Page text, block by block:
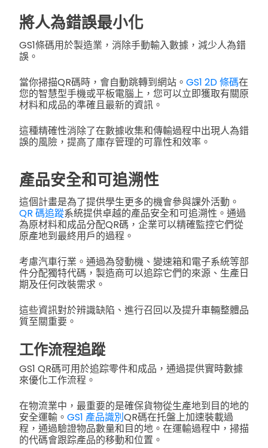
將人為錯誤最小化
GS1條碼用於製造業，消除手動輸入數據，減少人為錯
誤。
當你掃描QR碼時，會自動跳轉到網站。 GS1 2D 條碼在
您的智慧型手機或平板電腦上，您可以立即獲取有關原
材料和成品的準確且最新的資訊。
這種精確性消除了在數據收集和傳輸過程中出現人為錯
誤的風險，提高了庫存管理的可靠性和效率。
產品安全和可追溯性
這個計畫是為了提供學生更多的機會參與課外活動。
QR 碼追蹤系統提供卓越的產品安全和可追溯性。通過
為原材料和成品分配QR碼，企業可以精確監控它們從
原產地到最終用戶的過程。
考慮汽車行業。通過為發動機、變速箱和電子系統等部
件分配獨特代碼，製造商可以追踪它們的來源、生產日
期及任何改裝需求。
這些資訊對於辨識缺陷、進行召回以及提升車輛整體品
質至關重要。
工作流程追蹤
GS1 QR碼可用於追踪零件和成品，通過提供實時數據
來優化工作流程。
在物流業中，最重要的是確保貨物從生產地到目的地的
安全運輸。 GS1 產品識別QR碼在托盤上加速裝載過
程，通過驗證物品數量和目的地。在運輸過程中，掃描
的代碼會跟踪產品的移動和位置。